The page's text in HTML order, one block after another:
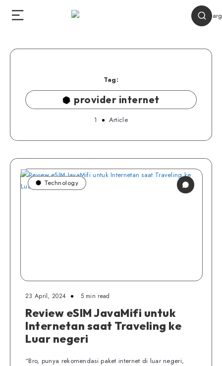
Tag:
provider internet
1 Article
Technology
23 April, 2024 5 min read
Review eSIM JavaMifi untuk
Internetan saat Traveling ke
Luar negeri
“Bro, punya rekomendasi paket internet di luar negeri,